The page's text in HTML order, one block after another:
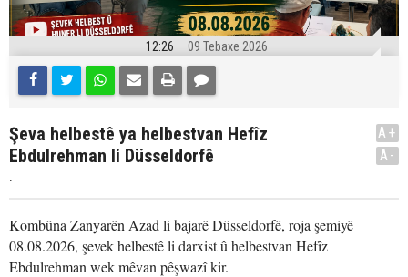
12:26 09 Tebaxe 2026
Şeva helbestê ya helbestvan Hefîz
Ebdulrehman li Düsseldorfê
.
A+
A-
Kombûna Zanyarên Azad li bajarê Düsseldorfê, roja şemiyê
08.08.2026, şevek helbestê li darxist û helbestvan Hefîz
Ebdulrehman wek mêvan pêşwazî kir.